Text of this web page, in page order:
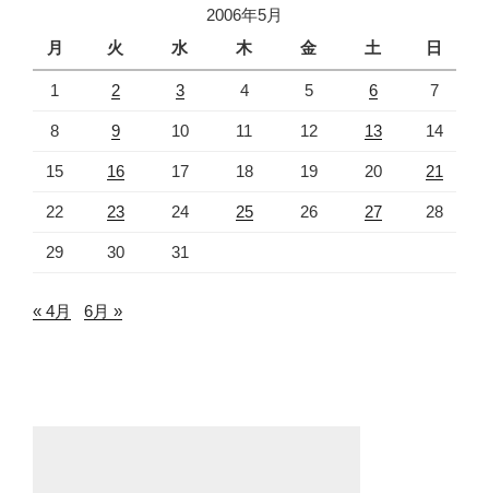
2006年5月
月
火 水 木 金 土 日
1 2 3 4 5 6 7
8 9 10 11 12 13 14
15 16 17 18 19 20 21
22 23 24 25 26 27 28
29 30 31
« 4月 6月 »